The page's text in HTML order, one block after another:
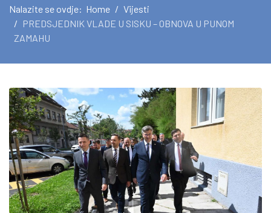
Nalazite se ovdje: Home
Vijesti
PREDSJEDNIK VLADE U SISKU – OBNOVA U PUNOM
ZAMAHU